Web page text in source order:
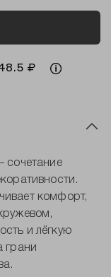
₽
сочетание
комфорт,
и лёгкую
грани